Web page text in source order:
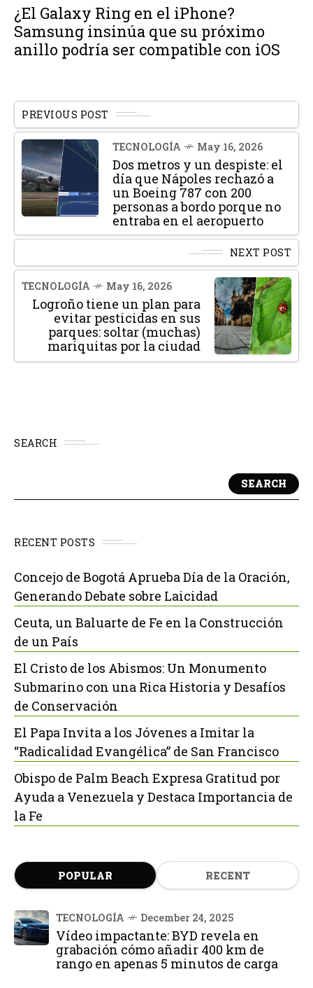
¿El Galaxy Ring en el iPhone?
Samsung insinúa que su próximo
anillo podría ser compatible con iOS
PREVIOUS POST
TECNOLOGÍA May 16, 2026
Dos metros y un despiste: el
día que Nápoles rechazó a
un Boeing 787 con 200
personas a bordo porque no
entraba en el aeropuerto
NEXT POST
TECNOLOGÍA May 16, 2026
Logroño tiene un plan para
evitar pesticidas en sus
parques: soltar (muchas)
mariquitas por la ciudad
SEARCH
SEARCH
RECENT POSTS
Concejo de Bogotá Aprueba Día de la Oración,
Generando Debate sobre Laicidad
Ceuta, un Baluarte de Fe en la Construcción
de un País
El Cristo de los Abismos: Un Monumento
Submarino con una Rica Historia y Desafíos
de Conservación
El Papa Invita a los Jóvenes a Imitar la
“Radicalidad Evangélica” de San Francisco
Obispo de Palm Beach Expresa Gratitud por
Ayuda a Venezuela y Destaca Importancia de
la Fe
POPULAR RECENT
TECNOLOGÍA December 24, 2025
Vídeo impactante: BYD revela en
grabación cómo añadir 400 km de
rango en apenas 5 minutos de carga